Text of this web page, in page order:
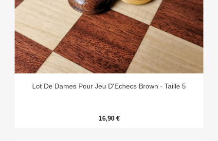
Lot De Dames Pour Jeu D'Echecs Brown - Taille 5
16,90 €